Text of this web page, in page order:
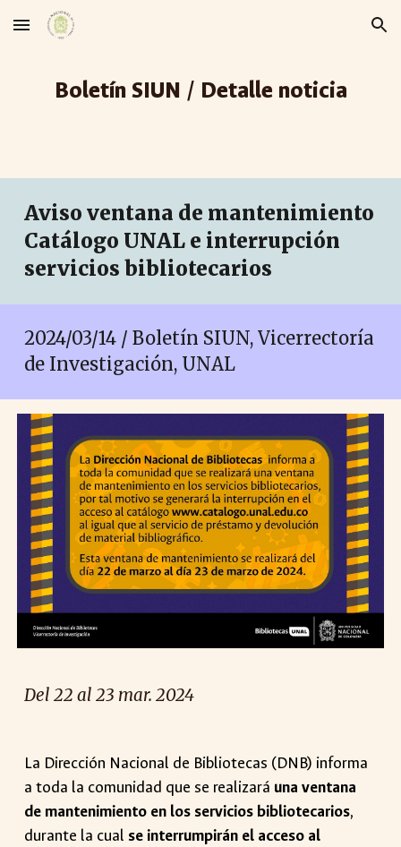
Skip to main content Skip to navigation
Boletín SIUN / Detalle noticia
Aviso ventana de mantenimiento
Catálogo UNAL e interrupción
servicios bibliotecarios
2024/03/14 / Boletín SIUN, Vicerrectoría
de Investigación, UNAL
Del 22 al 23 mar. 2024
La Dirección Nacional de Bibliotecas (DNB) informa
a toda la comunidad que se realizará una ventana
de mantenimiento en los servicios bibliotecarios,
durante la cual se interrumpirán el acceso al